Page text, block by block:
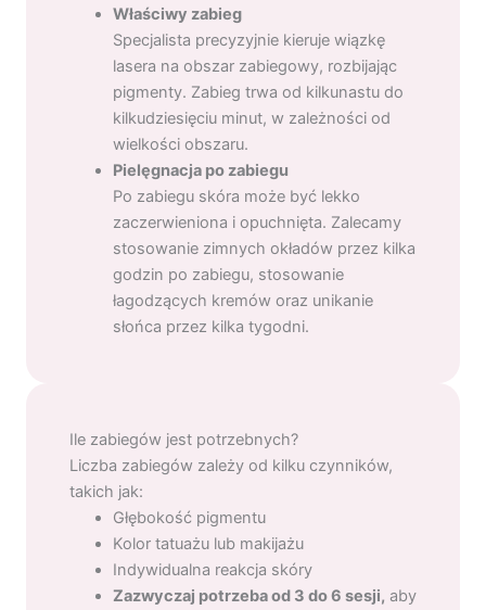
Właściwy zabieg
Specjalista precyzyjnie kieruje wiązkę
lasera na obszar zabiegowy, rozbijając
pigmenty. Zabieg trwa od kilkunastu do
kilkudziesięciu minut, w zależności od
wielkości obszaru.
Pielęgnacja po zabiegu
Po zabiegu skóra może być lekko
zaczerwieniona i opuchnięta. Zalecamy
stosowanie zimnych okładów przez kilka
godzin po zabiegu, stosowanie
łagodzących kremów oraz unikanie
słońca przez kilka tygodni.
Ile zabiegów jest potrzebnych?
Liczba zabiegów zależy od kilku czynników,
takich jak:
Głębokość pigmentu
Kolor tatuażu lub makijażu
Indywidualna reakcja skóry
Zazwyczaj potrzeba od 3 do 6 sesji, aby